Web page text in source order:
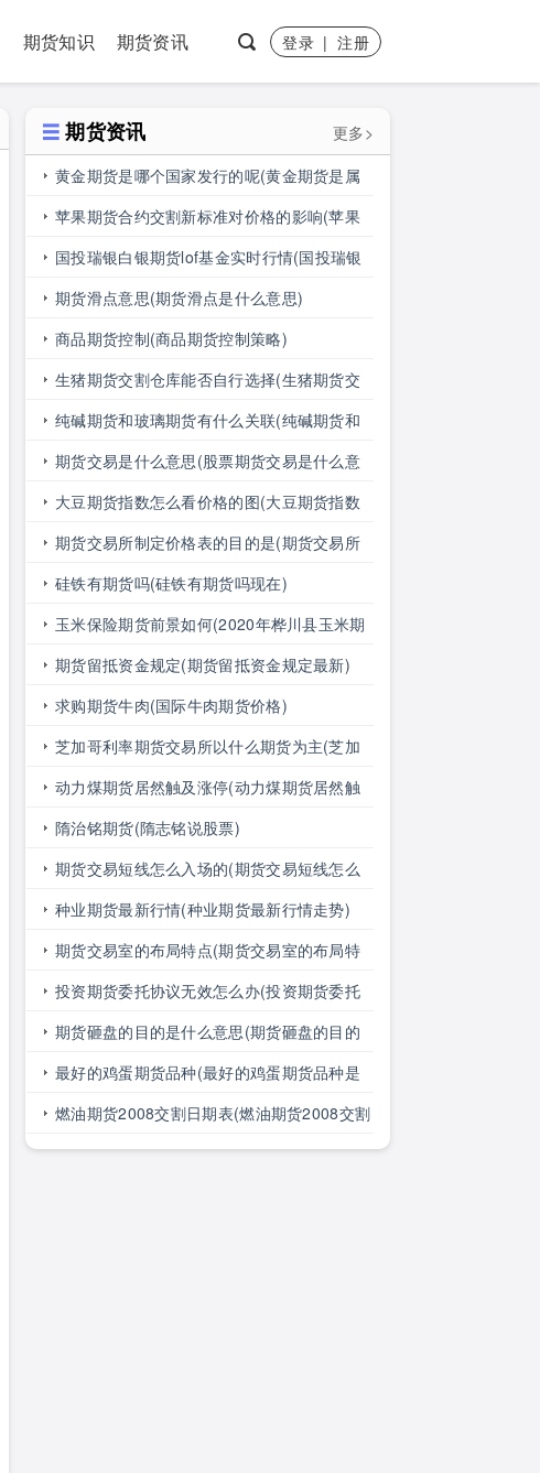
期货知识 期货资讯 登录|注册
期货资讯
更多>
黄金期货是哪个国家发行的呢(黄金期货是属
于国内盘吗)
苹果期货合约交割新标准对价格的影响(苹果
期货合约交割新标准对价格的影响有哪些)
国投瑞银白银期货lof基金实时行情(国投瑞银
白银期货lof基金实时行情怎么样)
期货滑点意思(期货滑点是什么意思)
商品期货控制(商品期货控制策略)
生猪期货交割仓库能否自行选择(生猪期货交
割仓库能否自行选择仓位)
纯碱期货和玻璃期货有什么关联(纯碱期货和
玻璃期货有什么关联吗)
期货交易是什么意思(股票期货交易是什么意
思)
大豆期货指数怎么看价格的图(大豆期货指数
怎么看价格的图表)
期货交易所制定价格表的目的是(期货交易所
制定价格表的目的是什么)
硅铁有期货吗(硅铁有期货吗现在)
玉米保险期货前景如何(2020年桦川县玉米期
货保险)
期货留抵资金规定(期货留抵资金规定最新)
求购期货牛肉(国际牛肉期货价格)
芝加哥利率期货交易所以什么期货为主(芝加
哥利率期货交易所以什么期货为主体)
动力煤期货居然触及涨停(动力煤期货居然触
及涨停的原因)
隋治铭期货(隋志铭说股票)
期货交易短线怎么入场的(期货交易短线怎么
入场的啊)
种业期货最新行情(种业期货最新行情走势)
期货交易室的布局特点(期货交易室的布局特
点是什么)
投资期货委托协议无效怎么办(投资期货委托
协议无效怎么办理)
期货砸盘的目的是什么意思(期货砸盘的目的
是什么意思啊)
最好的鸡蛋期货品种(最好的鸡蛋期货品种是
什么)
燃油期货2008交割日期表(燃油期货2008交割
日期表格)